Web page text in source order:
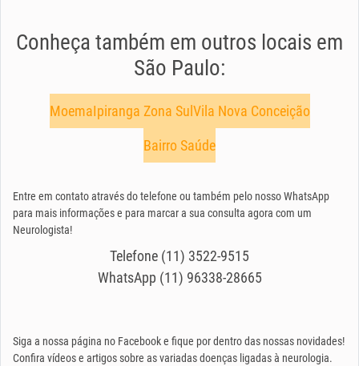
Conheça também em outros locais em
São Paulo:
MoemaIpiranga Zona Sul Vila Nova Conceição
Bairro Saúde
Entre em contato através do telefone ou também pelo nosso WhatsApp
para mais informações e para marcar a sua consulta agora com um
Neurologista!
Telefone (11) 3522-9515
WhatsApp (11) 96338-28665
Siga a nossa página no Facebook e fique por dentro das nossas novidades!
Confira vídeos e artigos sobre as variadas doenças ligadas à neurologia.